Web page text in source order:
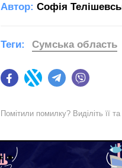
Автор: Софія
FacebookTwitter Telegram
Теги: Сумська область
Помітили помилку? Виділіть її та